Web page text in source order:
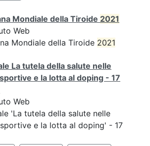
Mondiale della Tiroide 2021
Web
Mondiale della Tiroide 2021
La tutela della salute nelle
e la lotta al doping - 17
Web
'La tutela della salute nelle
e la lotta al doping' - 17